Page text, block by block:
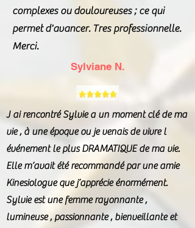
complexes ou douloureuses ; ce qui
permet d'avancer. Tres professionnelle.
Merci.
Sylviane N.
J ai rencontré Sylvie a un moment clé de ma
vie , à une époque ou je venais de vivre l
événement le plus DRAMATIQUE de ma vie.
Elle m’avait été recommandé par une amie
Kinesiologue que j’apprécie énormément.
Sylvie est une femme rayonnante ,
lumineuse , passionnante , bienveillante et